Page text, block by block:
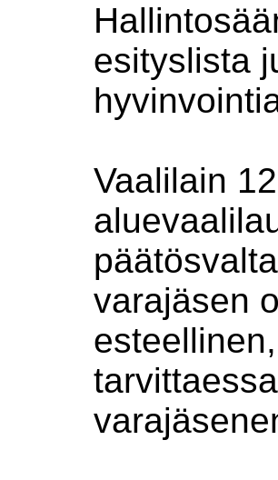
esityslista
Vaalilain
varajäsen